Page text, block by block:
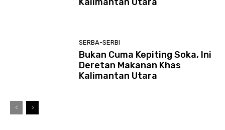
SERBA-SERBI
Bukan Cuma Kepiting Soka, Ini
Deretan Makanan Khas
Kalimantan Utara